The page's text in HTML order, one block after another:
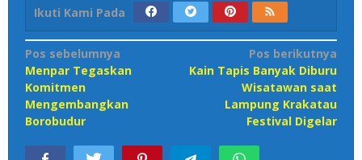
Ikuti Kami Pada
Navigasi
pos
Pos sebelumnya
Menpar Tegaskan
Komitmen
Mengembangkan
Borobudur
Pos berikutnya
Kain Tapis Banyak Diburu
Wisatawan saat
Lampung Krakatau
Festival Digelar